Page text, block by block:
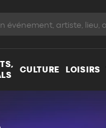
CULTURE LOISIRS